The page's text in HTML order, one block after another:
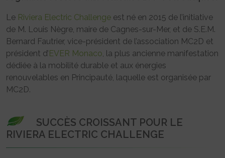
Le Riviera Electric Challenge est né en 2015 de l’initiative
de M. Louis Nègre, maire de Cagnes-sur-Mer, et de S.E.M.
Bernard Fautrier, vice-président de l’association MC2D et
président d’EVER Monaco, la plus ancienne manifestation
dédiée à la mobilité durable et aux énergies
renouvelables en Principauté, laquelle est organisée par
MC2D.
SUCCÈS CROISSANT POUR LE
RIVIERA ELECTRIC CHALLENGE